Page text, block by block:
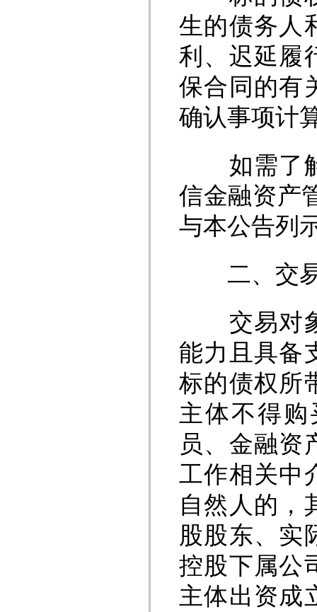
生的债务人
利、迟延履
保合同的有
确认事项计
如需了解
信金融资产
与本公告列
二、交易
交易对象
能力且具备
标的债权所
主体不得
员、金融资
工作相关中
自然人的，
股股东、实
控股下属公
主体出资成